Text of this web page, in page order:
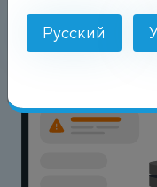
Русский